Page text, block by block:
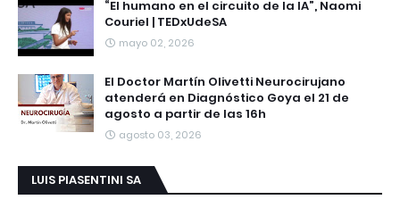
“El humano en el circuito de la IA”, Naomi
Couriel | TEDxUdeSA
mayo 02, 2026
El Doctor Martín Olivetti Neurocirujano
atenderá en Diagnóstico Goya el 21 de
agosto a partir de las 16h
agosto 03, 2026
LUIS PIASENTINI SA